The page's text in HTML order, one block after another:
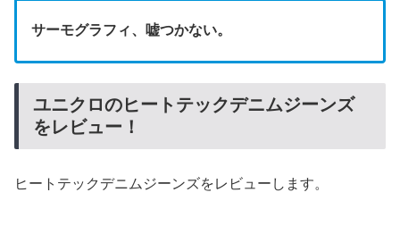
サーモグラフィ、嘘つかない。
ユニクロのヒートテックデニムジーンズ
をレビュー！
ヒートテックデニムジーンズをレビューします。